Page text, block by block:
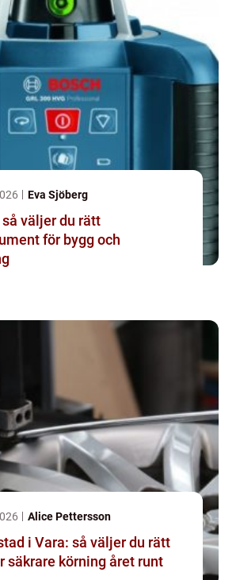
Eva Sjöberg
för bygg och
Alice Pettersson
i Vara: så väljer du rätt
säkrare körning året runt